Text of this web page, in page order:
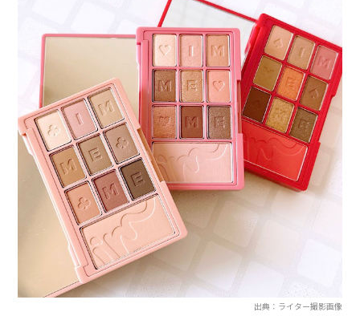
出典：ライター撮影画像